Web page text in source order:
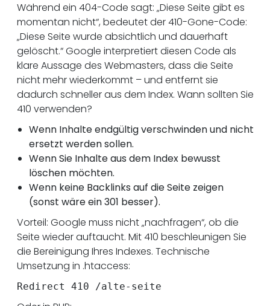
Während ein 404-Code sagt: „Diese Seite gibt es
momentan nicht“, bedeutet der 410-Gone-Code:
„Diese Seite wurde absichtlich und dauerhaft
gelöscht.“ Google interpretiert diesen Code als
klare Aussage des Webmasters, dass die Seite
nicht mehr wiederkommt – und entfernt sie
dadurch schneller aus dem Index. Wann sollten Sie
410 verwenden?
Wenn Inhalte endgültig verschwinden und nicht
ersetzt werden sollen.
Wenn Sie Inhalte aus dem Index bewusst
löschen möchten.
Wenn keine Backlinks auf die Seite zeigen
(sonst wäre ein 301 besser).
Vorteil: Google muss nicht „nachfragen“, ob die
Seite wieder auftaucht. Mit 410 beschleunigen Sie
die Bereinigung Ihres Indexes. Technische
Umsetzung in .htaccess:
Redirect 410 /alte-seite